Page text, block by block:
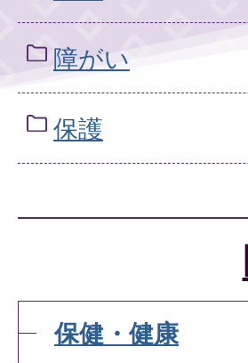
障がい
保護
保健・健康